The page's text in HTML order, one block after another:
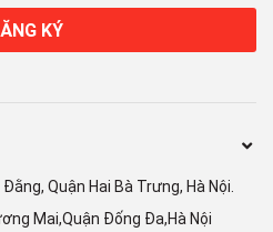
Cửa tủ: Nhựa
KÝ
Quận Hai Bà Trưng, Hà Nội.
Mai,Quận Đống Đa,Hà Nội